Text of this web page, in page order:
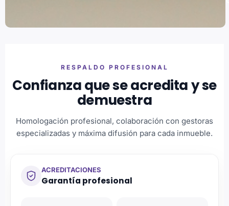
RESPALDO PROFESIONAL
Confianza que se acredita y se
demuestra
Homologación profesional, colaboración con gestoras
especializadas y máxima difusión para cada inmueble.
ACREDITACIONES
Garantía profesional